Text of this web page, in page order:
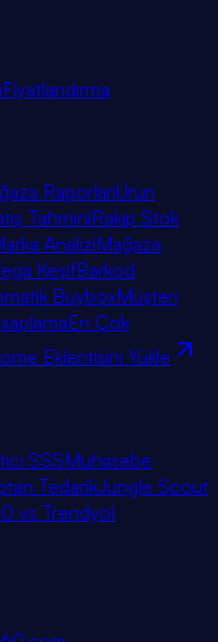
Fiyatlandırma
RaporlarıÜrün
TahminiRakip Stok
AnaliziMağaza
KeşifBarkod
BuyboxMüşteri
En Çok
Eklentisini Yükle
SSSMuhasebe
TedarikJungle Scout
vs Trendyol